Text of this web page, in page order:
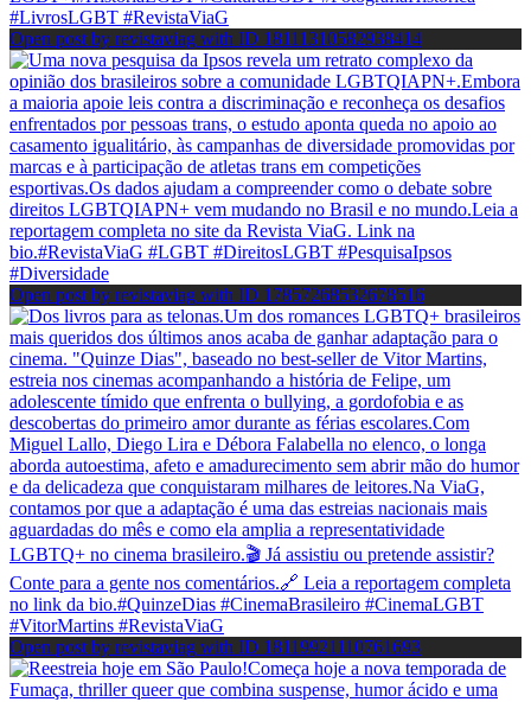
Open post by revistaviag with ID 18111310582938414
Open post by revistaviag with ID 17857268532678516
Open post by revistaviag with ID 18119921110761693